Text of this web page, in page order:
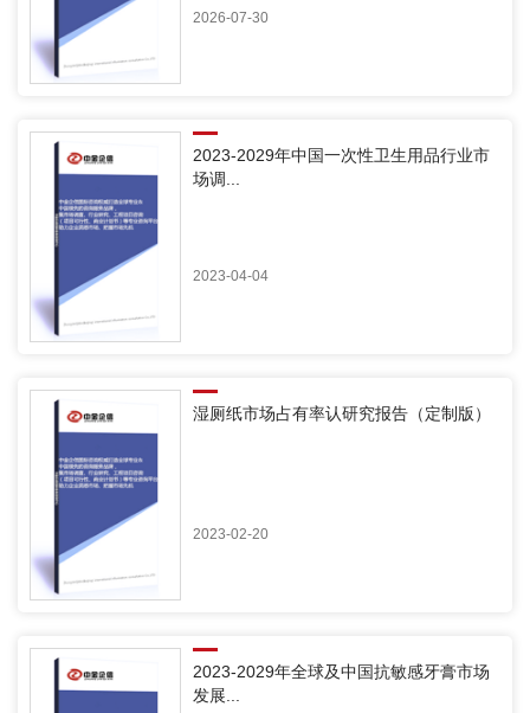
2026-07-30
2023-2029年中国一次性卫生用品行业市
场调...
2023-04-04
湿厕纸市场占有率认研究报告（定制版）
2023-02-20
2023-2029年全球及中国抗敏感牙膏市场
发展...